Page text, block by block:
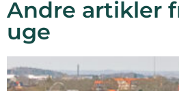
Andre artikler
uge